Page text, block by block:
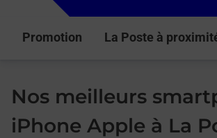
Promotion La Poste à
Nos meilleurs
iPhone Apple à La